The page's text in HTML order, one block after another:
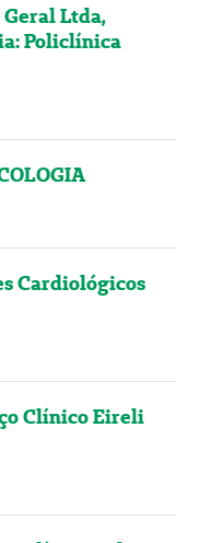
Ltda,
Policlínica
Cardiológicos
Clínico Eireli